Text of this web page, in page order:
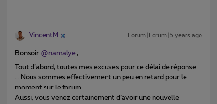
VincentM Forum|Forum|5 years ago
Bonsoir @namalye ,
Tout d’abord, toutes mes excuses pour ce délai de réponse
… Nous sommes effectivement un peu en retard pour le
moment sur le forum ...
Aussi, vous venez certainement d’avoir une nouvelle